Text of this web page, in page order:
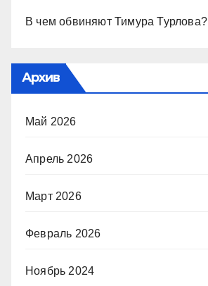
В чем обвиняют Тимура Турлова?
Архив
Май 2026
Апрель 2026
Март 2026
Февраль 2026
Ноябрь 2024